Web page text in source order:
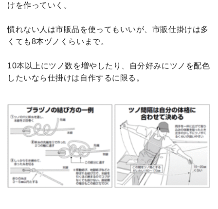
けを作っていく。
慣れない人は市販品を使ってもいいが、市販仕掛けは多
くても8本ヅノくらいまで。
10本以上にツノ数を増やしたり、自分好みにツノを配色
したいなら仕掛けは自作するに限る。